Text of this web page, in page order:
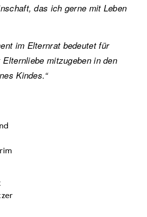
das ich gerne mit Leben
im Elternrat bedeutet für
mitzugeben in den
Kindes.“